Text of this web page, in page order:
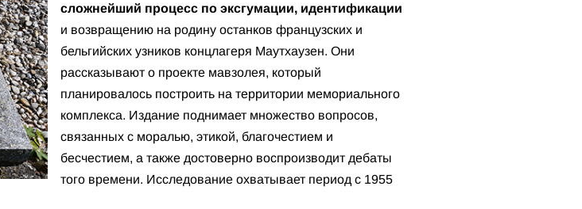
сложнейший процесс по эксгумации, идентификации
и возвращению на родину останков французских и
бельгийских узников концлагеря Маутхаузен. Они
рассказывают о проекте мавзолея, который
планировалось построить на территории мемориального
комплекса. Издание поднимает множество вопросов,
связанных с моралью, этикой, благочестием и
бесчестием, а также достоверно воспроизводит дебаты
того времени. Исследование охватывает период с 1955